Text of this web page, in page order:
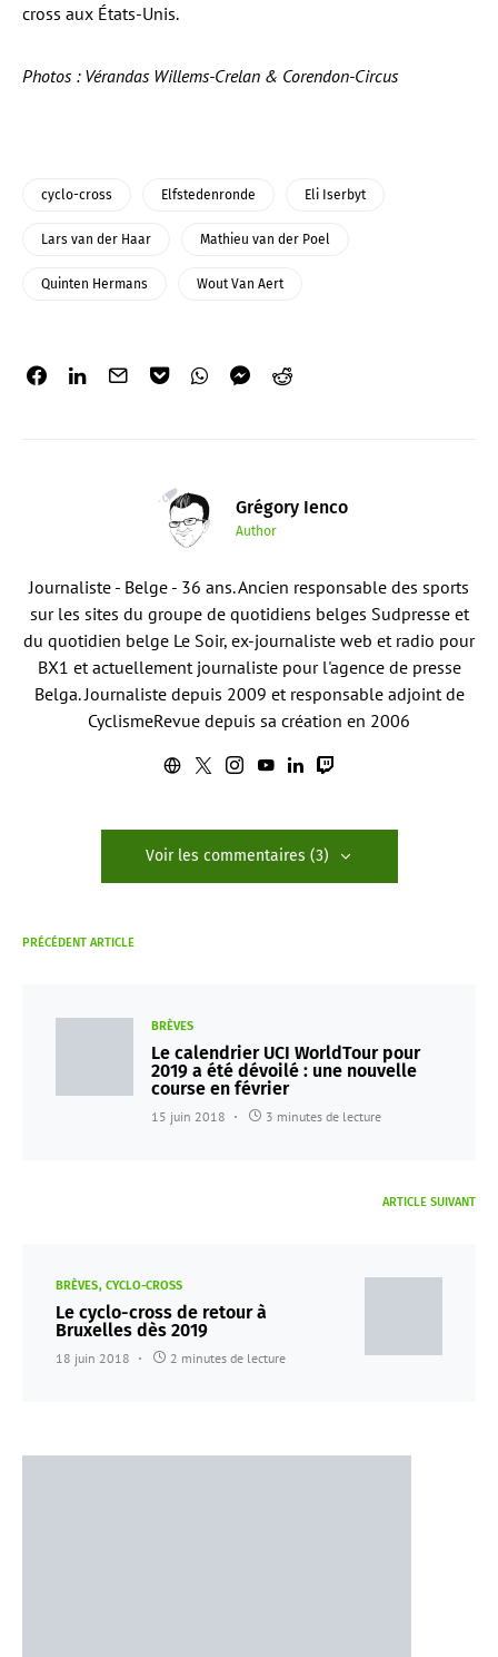
cross aux États-Unis.
Photos : Vérandas Willems-Crelan & Corendon-Circus
cyclo-cross Elfstedenronde Eli Iserbyt
Lars van der Haar Mathieu van der Poel
Quinten Hermans Wout Van Aert
Grégory Ienco
Author
Journaliste - Belge - 36 ans. Ancien responsable des sports
sur les sites du groupe de quotidiens belges Sudpresse et
du quotidien belge Le Soir, ex-journaliste web et radio pour
BX1 et actuellement journaliste pour l'agence de presse
Belga. Journaliste depuis 2009 et responsable adjoint de
CyclismeRevue depuis sa création en 2006
Voir les commentaires (3)
PRÉCÉDENT ARTICLE
BRÈVES
Le calendrier UCI WorldTour pour
2019 a été dévoilé : une nouvelle
course en février
15 juin 2018 3 minutes de lecture
ARTICLE SUIVANT
BRÈVES CYCLO-CROSS
Le cyclo-cross de retour à
Bruxelles dès 2019
18 juin 2018 2 minutes de lecture